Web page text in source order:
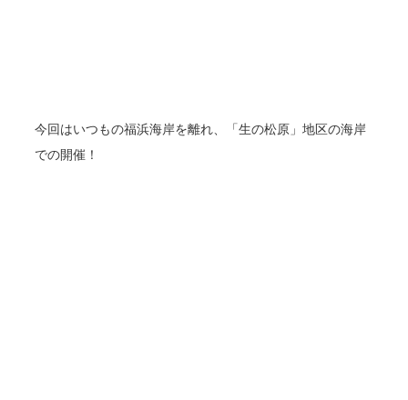
今回はいつもの福浜海岸を離れ、「生の松原」地区の海岸
での開催！